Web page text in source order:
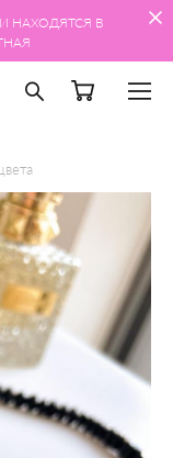
НАХОДЯТСЯ В